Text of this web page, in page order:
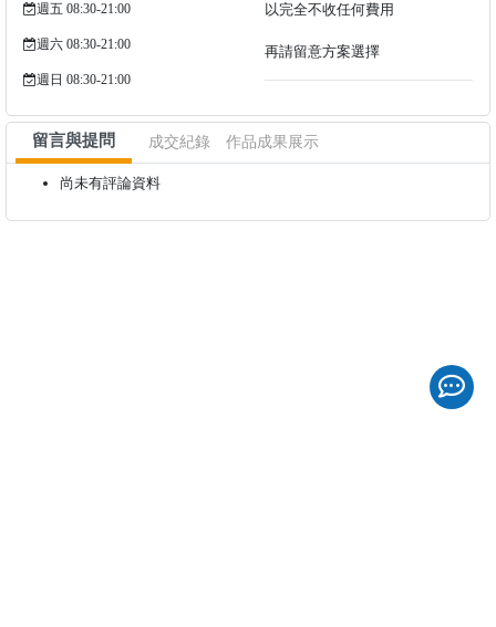
週五 08:30-21:00
週六 08:30-21:00
週日 08:30-21:00
以完全不收任何費用
再請留意方案選擇
留言與提問 成交紀錄 作品成果展示
尚未有評論資料